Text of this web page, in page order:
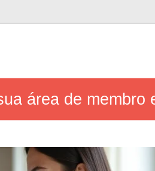
área de membro